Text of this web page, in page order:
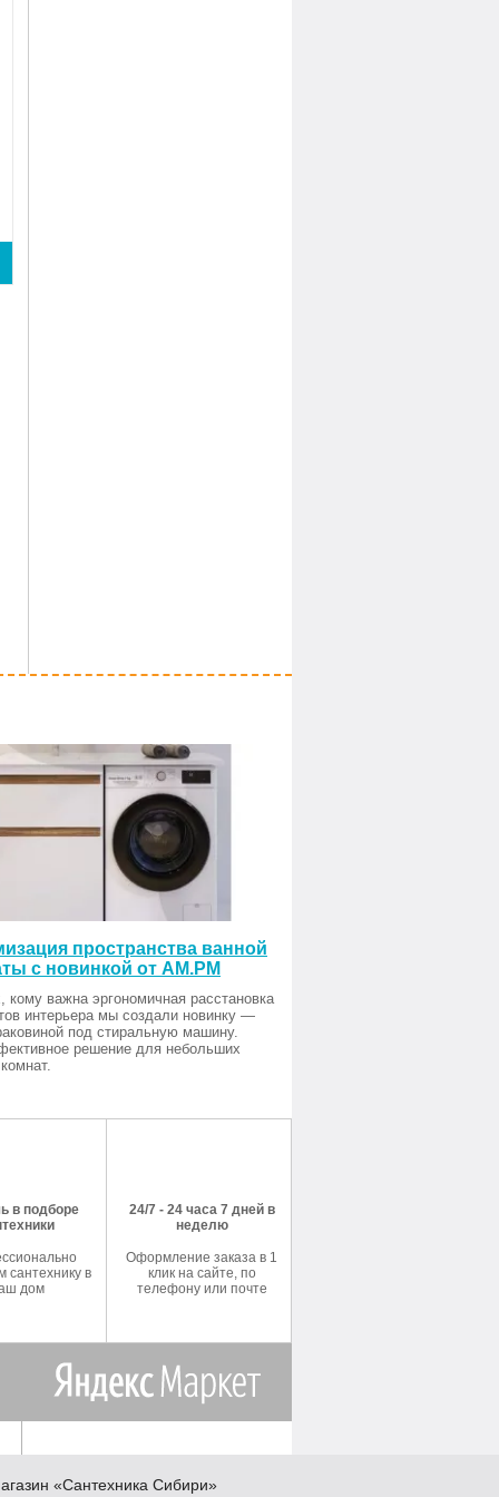
пространства ванной
с новинкой от AM.PM
кому важна эргономичная расстановка
интерьера мы создали новинку —
под стиральную машину.
решение для небольших
в подборе
сантехнику в
дом
24/7 - 24 часа 7 дней в
неделю
Оформление заказа в 1
клик на сайте, по
телефону или почте
«Сантехника Сибири»